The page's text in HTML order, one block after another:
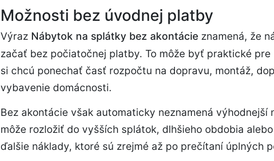
Možnosti bez úvodnej platby
Výraz Nábytok na splátky bez akontácie znamená, že
začať bez počiatočnej platby. To môže byť praktické
si chcú ponechať časť rozpočtu na dopravu, montáž,
vybavenie domácnosti.
Bez akontácie však automaticky neznamená výhodnejší
môže rozložiť do vyšších splátok, dlhšieho obdobia
ďalšie náklady, ktoré sú zrejmé až po prečítaní úplných